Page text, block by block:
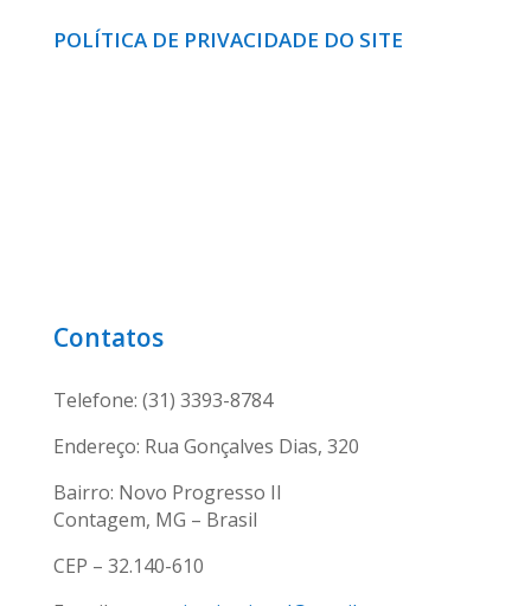
POLÍTICA DE PRIVACIDADE DO SITE
Contatos
Telefone: (31) 3393-8784
Endereço: Rua Gonçalves Dias, 320
Bairro: Novo Progresso II
Contagem, MG – Brasil
CEP – 32.140-610